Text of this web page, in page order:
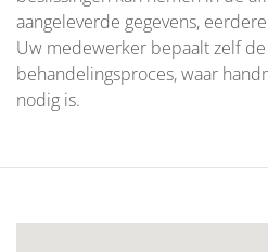
aangeleverde gegevens,
Uw medewerker bepaalt zelf
behandelingsproces, waar
nodig is.